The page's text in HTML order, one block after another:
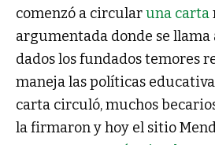
comenzó a circularuna carta
argumentada donde se llama
dados los fundados temores
maneja las políticas
carta circuló, muchos
la firmaron y hoy el sitio